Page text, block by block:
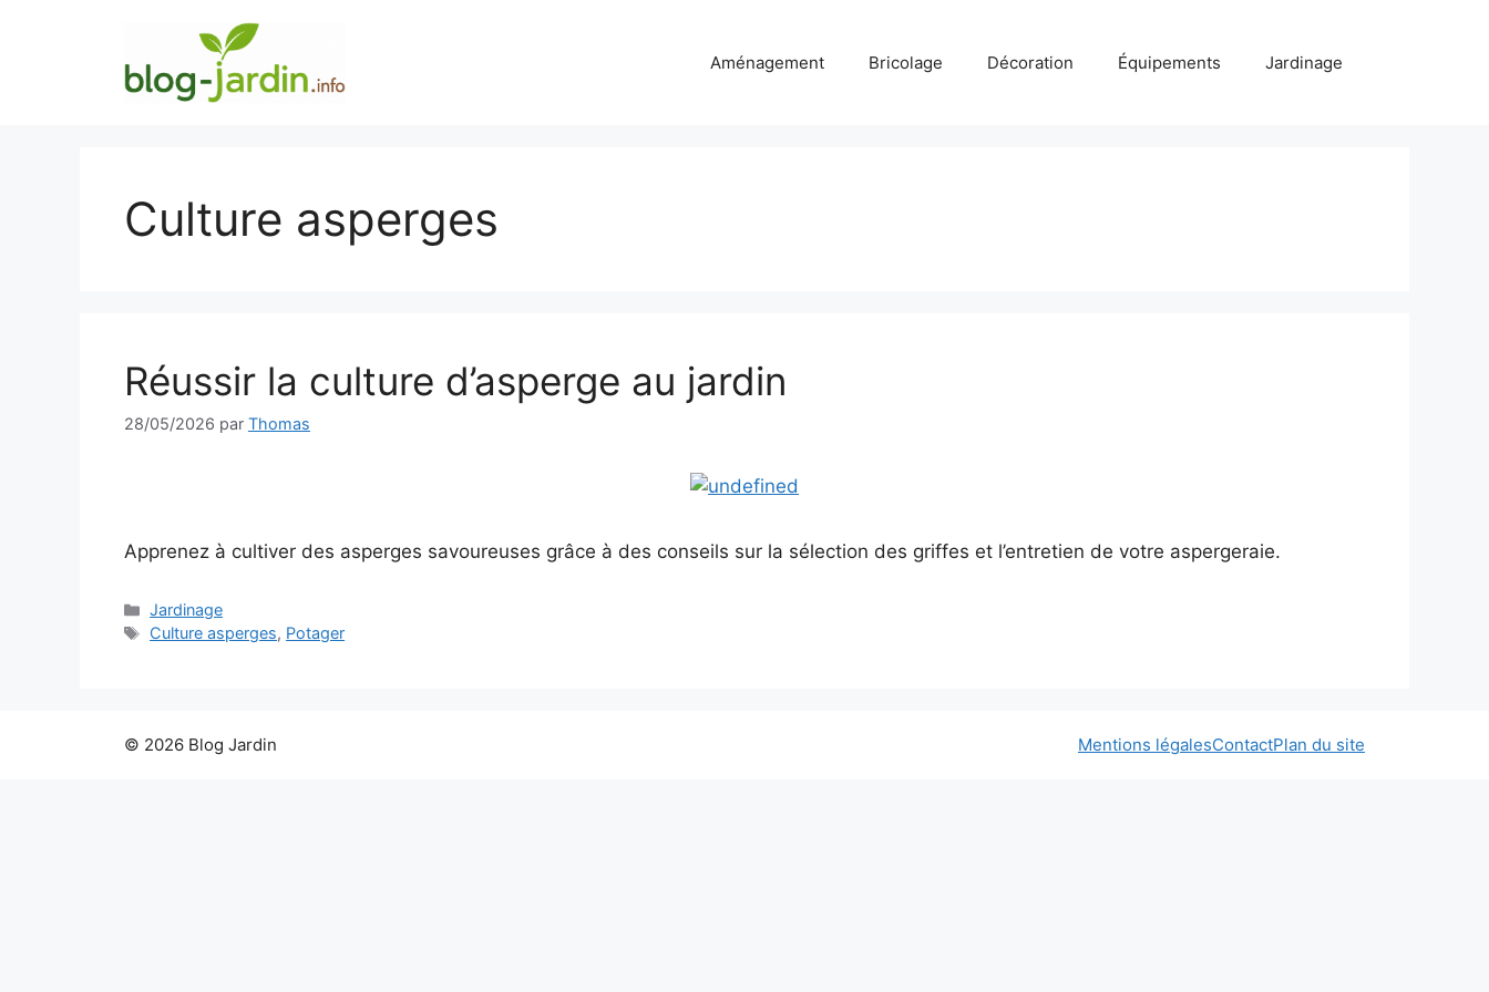
Aménagement Bricolage Décoration Équipements Jardinage
Culture asperges
Réussir la culture d’asperge au jardin
28/05/2026 par Thomas
Apprenez à cultiver des asperges savoureuses grâce à des conseils sur la sélection des griffes et l’entretien de votre aspergeraie.
Catégories
Jardinage
Étiquettes
Culture asperges, Potager
Mentions légalesContactPlan du site
© 2026 Blog Jardin